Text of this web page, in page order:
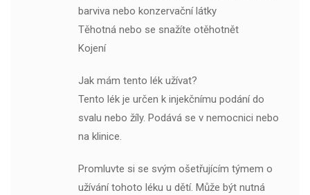
barviva nebo konzervační látky
Těhotná nebo se snažíte otěhotnět
Kojení
Jak mám tento lék užívat?
Tento lék je určen k injekčnímu podání do
svalu nebo žíly. Podává se v nemocnici nebo
na klinice.
Promluvte si se svým ošetřujícím týmem o
užívání tohoto léku u dětí. Může být nutná